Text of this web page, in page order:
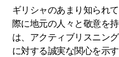
ギリシャのあまり知られ
際に地元の人々と敬意を
は、アクティブリスニン
に対する誠実な関心を示